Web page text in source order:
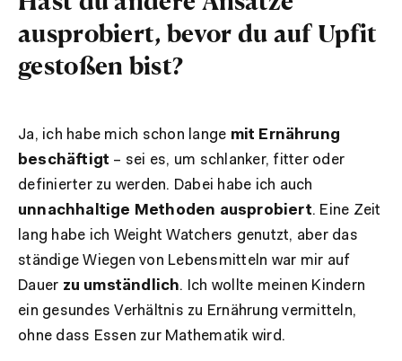
ausprobiert, bevor du auf Upfit
gestoßen bist?
Ja, ich habe mich schon lange mit Ernährung
beschäftigt – sei es, um schlanker, fitter oder
definierter zu werden. Dabei habe ich auch
unnachhaltige Methoden ausprobiert. Eine Zeit
lang habe ich Weight Watchers genutzt, aber das
ständige Wiegen von Lebensmitteln war mir auf
Dauer zu umständlich. Ich wollte meinen Kindern
ein gesundes Verhältnis zu Ernährung vermitteln,
ohne dass Essen zur Mathematik wird.